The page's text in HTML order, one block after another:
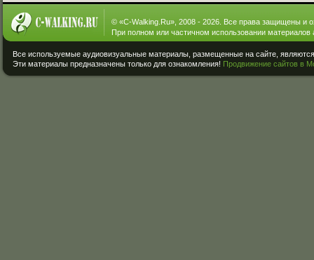
© «C-Walking.Ru», 2008 - 2026. Все права защищены и
При полном или частичном использовании материалов
Все используемые аудиовизуальные материалы, размещенные на сайте,
Эти материалы предназначены только для ознакомления! Продвижение сайтов в